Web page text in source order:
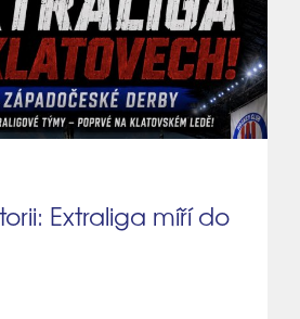
Extraliga míří do